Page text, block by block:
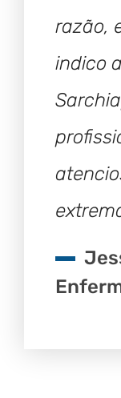
razão,
indico